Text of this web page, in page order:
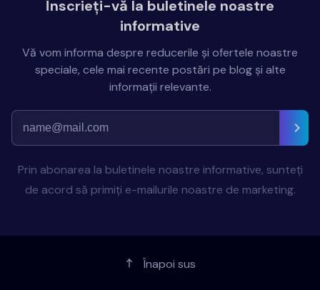
Înscrieți-vă la buletinele noastre
informative
Vă vom informa despre reducerile și ofertele noastre
speciale, cele mai recente postări pe blog și alte
informații relevante.
Prin abonarea la buletinele noastre informative, sunteți
de acord să primiți e-mailurile noastre de marketing.
Înapoi sus